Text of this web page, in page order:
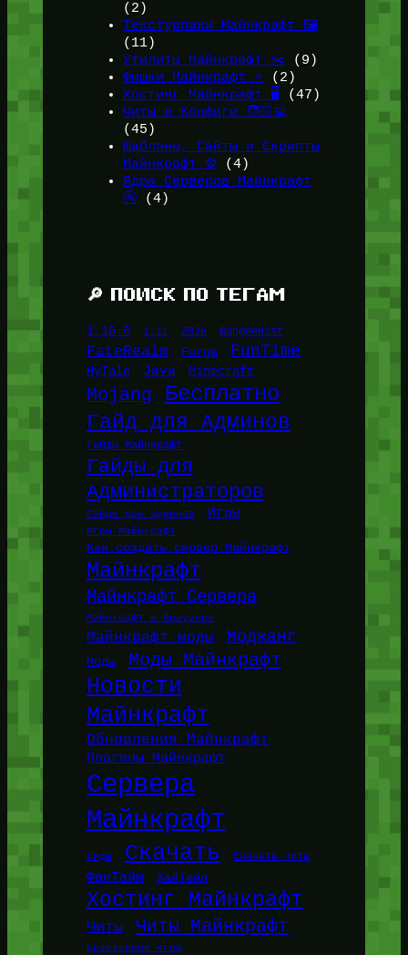
(2)
Текстурпаки Майнкрафт 🖼️
(11)
Утилиты Майнкрафт ✂️ (9)
Фишки Майнкрафт ⭐(2)
Хостинг Майнкрафт 🖥️ (47)
Читы и Конфиги 🧑🏻‍💻
(45)
Шаблоны, Сайты и Скрипты
Майнкрафт ⚙️ (4)
Ядра Серверов Майнкрафт
🚰(4)
🔎 ПОИСК ПО ТЕГАМ
1.16.5 1.21 2026 BungeeHost
FateRealm Forge FunTime
HyTale Java Minecraft
Mojang Бесплатно
Гайд для Админов
Гайды Майнкрафт
Гайды для
Администраторов
Гайды для админов Игры
Игры Майнкрафт
Как создать сервер Майнкрафт
Майнкрафт
Майнкрафт Сервера
Майнкрафт в браузере
Майнкрафт моды Моджанг
Моды Моды Майнкрафт
Новости
Майнкрафт
Обновления Майнкрафт
Плагины Майнкрафт
Сервера
Майнкрафт
Сиды Скачать Скачать читы
ФанТайм ХайТейл
Хостинг Майнкрафт
Читы Читы Майнкрафт
браузерные игры